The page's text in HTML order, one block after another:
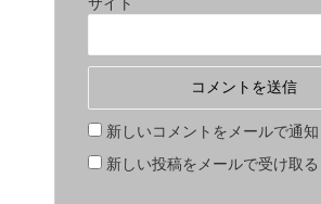
新しいコメントをメールで通知
新しい投稿をメールで受け取る